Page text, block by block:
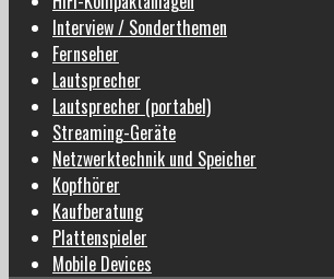
Interview / Sonderthemen
Fernseher
Lautsprecher
Lautsprecher (portabel)
Streaming-Geräte
Netzwerktechnik und Speicher
Kopfhörer
Kaufberatung
Plattenspieler
Mobile Devices